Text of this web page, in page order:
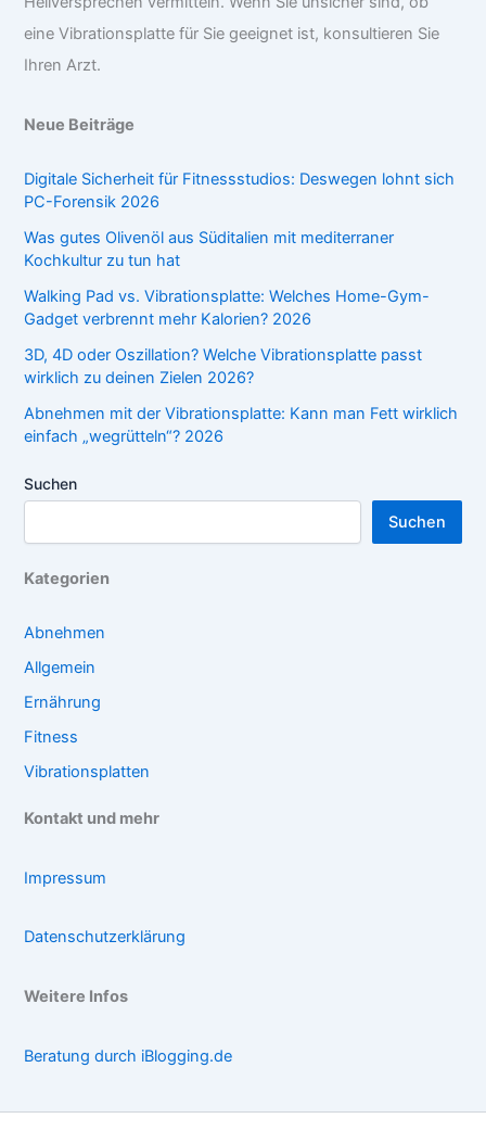
eine Vibrationsplatte für Sie geeignet ist, konsultieren Sie
Ihren Arzt.
Neue Beiträge
Digitale Sicherheit für Fitnessstudios: Deswegen lohnt sich
PC-Forensik 2026
Was gutes Olivenöl aus Süditalien mit mediterraner
Kochkultur zu tun hat
Walking Pad vs. Vibrationsplatte: Welches Home-Gym-
Gadget verbrennt mehr Kalorien? 2026
3D, 4D oder Oszillation? Welche Vibrationsplatte passt
wirklich zu deinen Zielen 2026?
Abnehmen mit der Vibrationsplatte: Kann man Fett wirklich
einfach „wegrütteln“? 2026
Suchen
Suchen
Kategorien
Abnehmen
Allgemein
Ernährung
Fitness
Vibrationsplatten
Kontakt und mehr
Impressum
Datenschutzerklärung
Weitere Infos
Beratung durch iBlogging.de